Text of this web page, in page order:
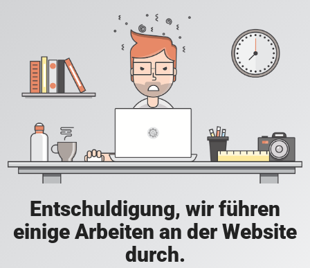
Entschuldigung, wir führen
einige Arbeiten an der Website
durch.